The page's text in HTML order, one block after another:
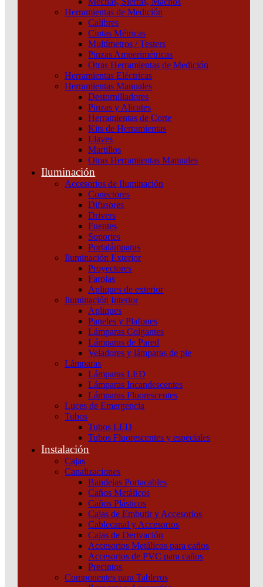
Herramientas de Medición
Calibres
Cintas Métricas
Multímetros / Testers
Pinzas Amperimétricas
Otras Herramientas de Medición
Herramientas Eléctricas
Herramientas Manuales
Destornilladores
Pinzas y Alicates
Herramientas de Corte
Kits de Herramientas
Llaves
Martillos
Otras Herramientas Manuales
Iluminación
Accesorios de Iluminación
Conectores
Difusores
Drivers
Fuentes
Soportes
Portalámparas
Iluminación Exterior
Proyectores
Farolas
Apliques de exterior
Iluminación Interior
Apliques
Paneles y Plafones
Lámparas Colgantes
Lámparas de Pared
Veladores y lámparas de pie
Lámparas
Lámparas LED
Lámparas Incandescentes
Lámparas Fluorescentes
Luces de Emergencia
Tubos
Tubos LED
Tubos Fluorescentes y especiales
Instalación
Cajas
Canalizaciones
Bandejas Portacables
Caños Metálicos
Caños Plásticos
Cajas de Embutir y Accesorios
Cablecanal y Accesorios
Cajas de Derivación
Accesorios Metálicos para caños
Accesorios de PVC para caños
Precintos
Componentes para Tableros
Caja plástica mural 8 polos puerta color fumé
SKU:EZ9E3608
Schneider
Productos relacionados